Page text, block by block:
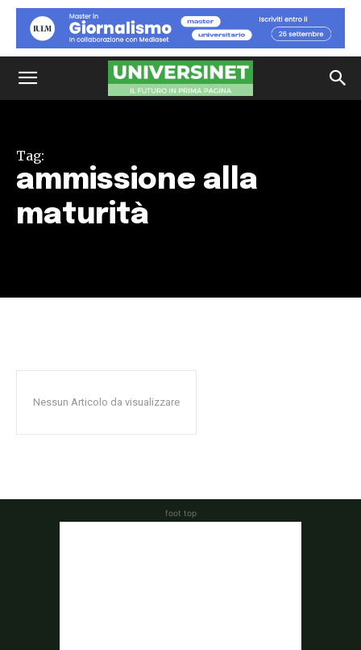
Tag:
ammissione alla
maturità
Nessun Articolo da visualizzare
foot top